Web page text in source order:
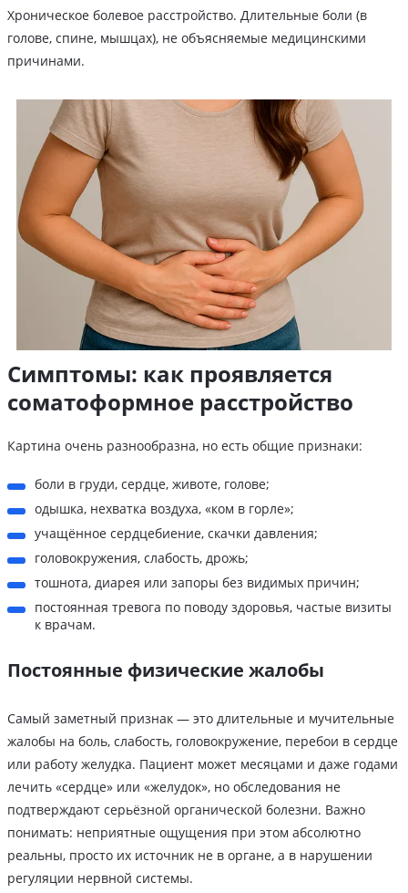
Хроническое болевое расстройство. Длительные боли (в
голове, спине, мышцах), не объясняемые медицинскими
причинами.
Симптомы: как проявляется
соматоформное расстройство
Картина очень разнообразна, но есть общие признаки:
боли в груди, сердце, животе, голове;
одышка, нехватка воздуха, «ком в горле»;
учащённое сердцебиение, скачки давления;
головокружения, слабость, дрожь;
тошнота, диарея или запоры без видимых причин;
постоянная тревога по поводу здоровья, частые визиты
к врачам.
Постоянные физические жалобы
Самый заметный признак — это длительные и мучительные
жалобы на боль, слабость, головокружение, перебои в сердце
или работу желудка. Пациент может месяцами и даже годами
лечить «сердце» или «желудок», но обследования не
подтверждают серьёзной органической болезни. Важно
понимать: неприятные ощущения при этом абсолютно
реальны, просто их источник не в органе, а в нарушении
регуляции нервной системы.